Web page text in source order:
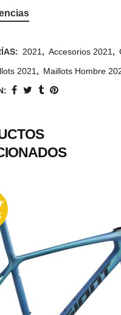
2021 , Accesorios 2021 ,
2021 , Maillots Hombre